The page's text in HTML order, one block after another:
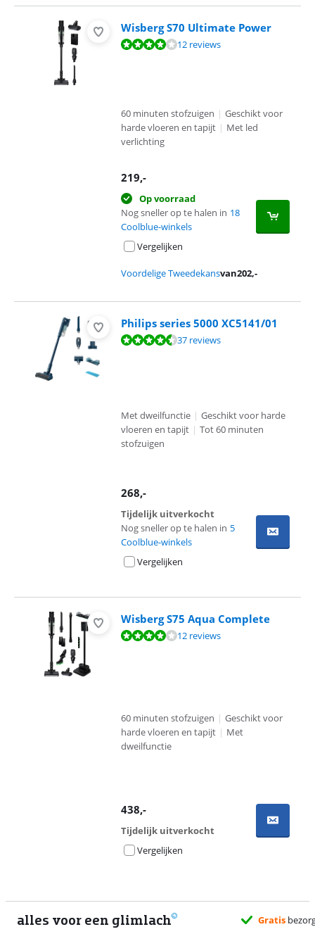
Wisberg S70 Ultimate Power
Beoordeling is 8,2 van de 10, gebaseerd op 12 reviews.
12 reviews
60 minuten stofzuigen | Geschikt voor
harde vloeren en tapijt | Met led
verlichting
219,-
Op voorraad
Nog sneller op te halen in 18
Coolblue-winkels
Vergelijken
Voordelige Tweedekansvan202,-
Philips series 5000 XC5141/01
Beoordeling is 8,5 van de 10, gebaseerd op 37 reviews.
37 reviews
Met dweilfunctie | Geschikt voor harde
vloeren en tapijt | Tot 60 minuten
stofzuigen
268,-
Tijdelijk uitverkocht
Nog sneller op te halen in 5
Coolblue-winkels
Vergelijken
Wisberg S75 Aqua Complete
Beoordeling is 8,2 van de 10, gebaseerd op 12 reviews.
12 reviews
60 minuten stofzuigen | Geschikt voor
harde vloeren en tapijt | Met
dweilfunctie
438,-
Tijdelijk uitverkocht
Vergelijken
alles voor een glimlach